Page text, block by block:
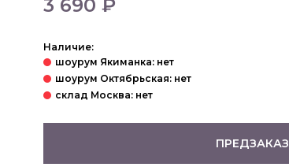
3 690 ₽
Наличие:
ПРЕДЗАКАЗ